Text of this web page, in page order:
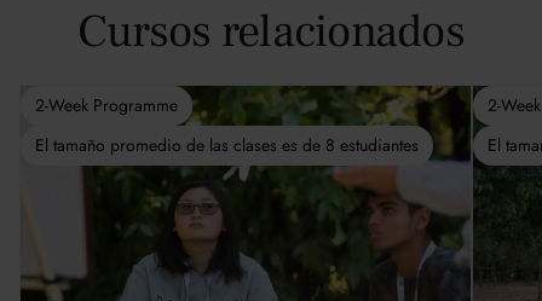
Cursos relacionados
2-Week Programme
El tamaño promedio de las clases es de 8 estudiantes
2-
El